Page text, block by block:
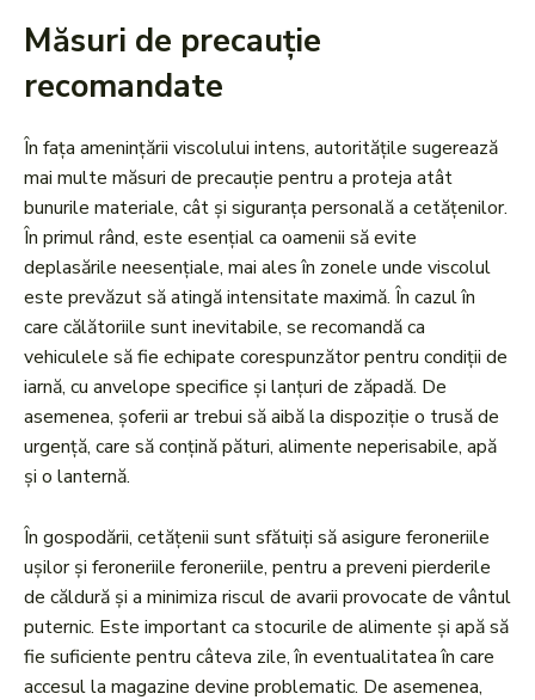
Măsuri de precauție
recomandate
În fața amenințării viscolului intens, autoritățile sugerează
mai multe măsuri de precauție pentru a proteja atât
bunurile materiale, cât și siguranța personală a cetățenilor.
În primul rând, este esențial ca oamenii să evite
deplasările neesențiale, mai ales în zonele unde viscolul
este prevăzut să atingă intensitate maximă. În cazul în
care călătoriile sunt inevitabile, se recomandă ca
vehiculele să fie echipate corespunzător pentru condiții de
iarnă, cu anvelope specifice și lanțuri de zăpadă. De
asemenea, șoferii ar trebui să aibă la dispoziție o trusă de
urgență, care să conțină pături, alimente neperisabile, apă
și o lanternă.
În gospodării, cetățenii sunt sfătuiți să asigure feroneriile
ușilor și feroneriile feroneriile, pentru a preveni pierderile
de căldură și a minimiza riscul de avarii provocate de vântul
puternic. Este important ca stocurile de alimente și apă să
fie suficiente pentru câteva zile, în eventualitatea în care
accesul la magazine devine problematic. De asemenea,